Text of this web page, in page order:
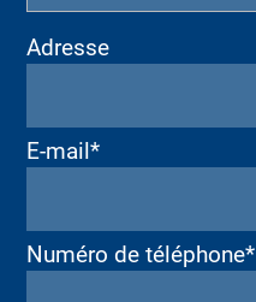
Adresse
E-mail*
Numéro de téléphone*